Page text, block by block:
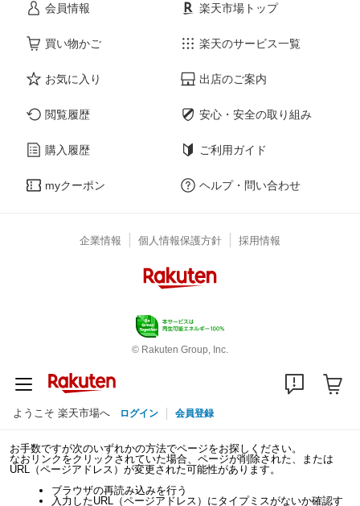
会員情報
買い物かご
お気に入り
閲覧履歴
購入履歴
myクーポン
楽天市場トップ
楽天のサービス一覧
出店のご案内
安心・安全の取り組み
ご利用ガイド
ヘルプ・問い合わせ
企業情報 個人情報保護方針 採用情報
© Rakuten Group, Inc.
ようこそ 楽天市場へ ログイン 会員登録
お手数ですが次のいずれかの方法でページをお探しください。
なおリンクをクリックされていた場合、ページが削除された、または
URL（ページアドレス）が変更された可能性があります。
ブラウザの再読み込みを行う
入力したURL（ページアドレス）にタイプミスがないか確認す